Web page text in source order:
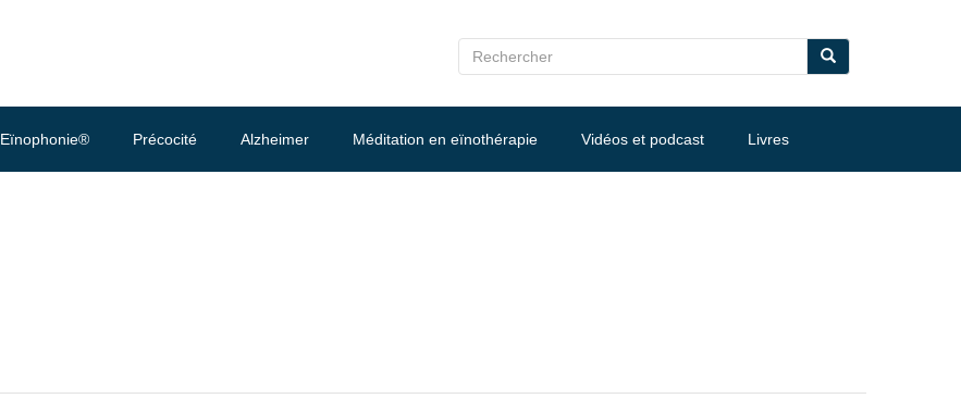
Eïnophonie® Précocité Alzheimer Méditation en eïnothérapie Vidéos et podcast Livres